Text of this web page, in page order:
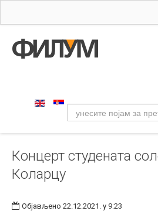
Упис
Уметност
Музичка уметност
Примењена и ликовна уметност
Концерт студената
Коларцу
Објављено 22.12.2021. у 9:23